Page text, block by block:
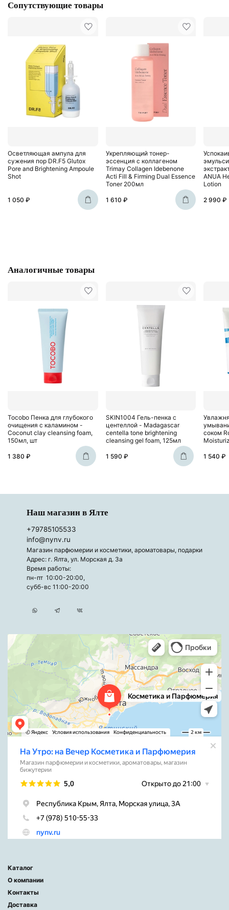
Сопутствующие товары
Осветляющая ампула для
сужения пор DR.F5 Glutox
Pore and Brightening Ampoule
Shot
1 050 ₽
Укрепляющий тонер-
эссенция с коллагеном
Trimay Collagen Idebenone
Acti Fill & Firming Dual Essence
Toner 200мл
1 610 ₽
ANUA
Lotion
2 990 ₽
Аналогичные товары
Tocobo Пенка для глубокого
очищения с каламином -
Coconut clay cleansing foam,
150мл, шт
1 380 ₽
SKIN1004 Гель-пенка с
центеллой - Madagascar
centella tone brightening
cleansing gel foam, 125мл
1 590 ₽
соком
1 540 ₽
Наш магазин в Ялте
+79785105533
info@nynv.ru
Магазин парфюмерии и косметики, ароматовары, подарки
Адрес: г. Ялта, ул. Морская д. 3а
Время работы:
пн-пт 10:00-20:00,
субб-вс 11:00-20:00
Каталог
О компании
Контакты
Доставка